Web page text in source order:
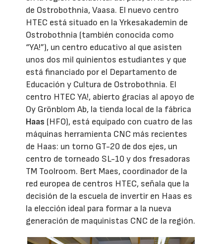
de Ostrobothnia, Vaasa. El nuevo centro
HTEC está situado en la Yrkesakademin de
Ostrobothnia (también conocida como
“YA!”), un centro educativo al que asisten
unos dos mil quinientos estudiantes y que
está financiado por el Departamento de
Educación y Cultura de Ostrobothnia. El
centro HTEC YA!, abierto gracias al apoyo de
Oy Grönblom Ab, la tienda local de la fábrica
Haas (HFO), está equipado con cuatro de las
máquinas herramienta CNC más recientes
de Haas: un torno GT-20 de dos ejes, un
centro de torneado SL-10 y dos fresadoras
TM Toolroom. Bert Maes, coordinador de la
red europea de centros HTEC, señala que la
decisión de la escuela de invertir en Haas es
la elección ideal para formar a la nueva
generación de maquinistas CNC de la región.